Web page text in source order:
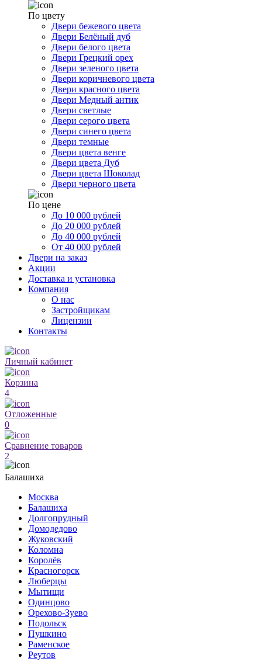
По цвету
Двери бежевого цвета
Двери Белёный дуб
Двери белого цвета
Двери Грецкий орех
Двери зеленого цвета
Двери коричневого цвета
Двери красного цвета
Двери Медный антик
Двери светлые
Двери серого цвета
Двери синего цвета
Двери темные
Двери цвета венге
Двери цвета Дуб
Двери цвета Шоколад
Двери черного цвета
По цене
До 10 000 рублей
До 20 000 рублей
До 40 000 рублей
От 40 000 рублей
Двери на заказ
Акции
Доставка и установка
Компания
О нас
Застройщикам
Лицензии
Контакты
Личный кабинет
Корзина
4
Отложенные
0
Сравнение товаров
2
Балашиха
Москва
Балашиха
Долгопрудный
Домодедово
Жуковский
Коломна
Королёв
Красногорск
Люберцы
Мытищи
Одинцово
Орехово-Зуево
Подольск
Пушкино
Раменское
Реутов